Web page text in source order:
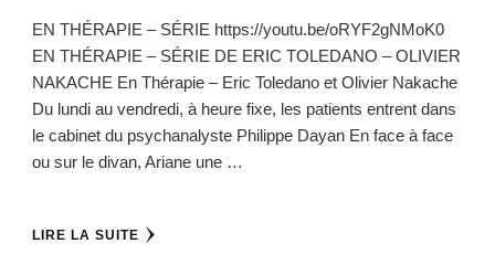
EN THÉRAPIE – SÉRIE https://youtu.be/oRYF2gNMoK0
EN THÉRAPIE – SÉRIE DE ERIC TOLEDANO – OLIVIER
NAKACHE En Thérapie – Eric Toledano et Olivier Nakache
Du lundi au vendredi, à heure fixe, les patients entrent dans
le cabinet du psychanalyste Philippe Dayan En face à face
ou sur le divan, Ariane une …
LIRE LA SUITE